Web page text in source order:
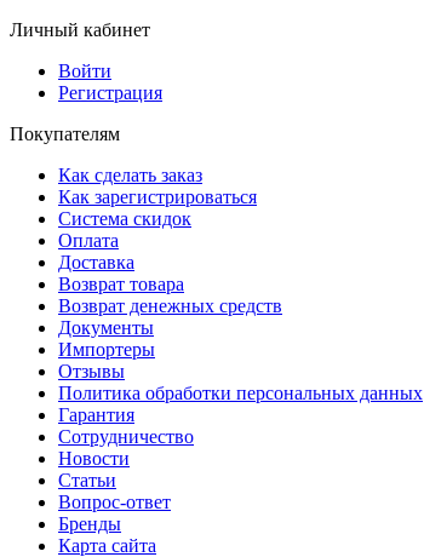
Личный кабинет
Войти
Регистрация
Покупателям
Как сделать заказ
Как зарегистрироваться
Система скидок
Оплата
Доставка
Возврат товара
Возврат денежных средств
Документы
Импортеры
Отзывы
Политика обработки персональных данных
Гарантия
Сотрудничество
Новости
Статьи
Вопрос-ответ
Бренды
Карта сайта